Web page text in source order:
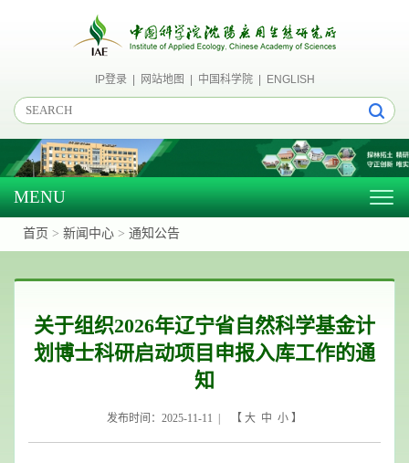
IP登录| 网站地图 中国科学院| ENGLISH
MENU
首页 > 新闻中心 > 通知公告
关于组织2026年辽宁省自然科学基金计
划博士科研启动项目申报入库工作的通
知
发布时间：2025-11-11 | 【 大 中 小 】